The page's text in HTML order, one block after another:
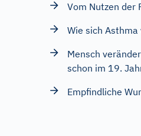
Vom Nutzen der
Wie sich
Mensch
schon im 19.
Empfindliche